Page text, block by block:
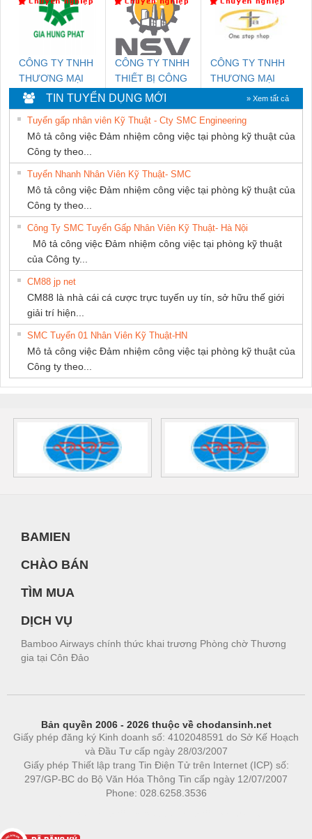
CÔNG TY TNHH
THƯƠNG MẠI
DỊCH VỤ KỸ
THUẬT ĐIỆN CƠ
GIA HƯNG PHÁT
CÔNG TY TNHH
THIẾT BỊ CÔNG
NGHIỆP NIHON
SETSUBI VIỆT
NAM
CÔNG TY TNHH
THƯƠNG MẠI
THIÊN ÂN VIỆT
NAM
TIN TUYỂN DỤNG MỚI » Xem tất cả
Tuyển gấp nhân viên Kỹ Thuật - Cty SMC Engineering
Mô tả công việc Đảm nhiệm công việc tại phòng kỹ thuật của
Công ty theo...
Tuyển Nhanh Nhân Viên Kỹ Thuật- SMC
Mô tả công việc Đảm nhiệm công việc tại phòng kỹ thuật của
Công ty theo...
Công Ty SMC Tuyển Gấp Nhân Viên Kỹ Thuật- Hà Nội
Mô tả công việc Đảm nhiệm công việc tại phòng kỹ thuật
của Công ty...
CM88 jp net
CM88 là nhà cái cá cược trực tuyến uy tín, sở hữu thế giới
giải trí hiện...
SMC Tuyển 01 Nhân Viên Kỹ Thuật-HN
Mô tả công việc Đảm nhiệm công việc tại phòng kỹ thuật của
Công ty theo...
BAMIEN
CHÀO BÁN
TÌM MUA
DỊCH VỤ
Bamboo Airways chính thức khai trương Phòng chờ Thương
gia tại Côn Đảo
Bản quyền 2006 - 2026 thuộc về chodansinh.net
Giấy phép đăng ký Kinh doanh số: 4102048591 do Sở Kế Hoạch
và Đầu Tư cấp ngày 28/03/2007
Giấy phép Thiết lập trang Tin Điện Tử trên Internet (ICP) số:
297/GP-BC do Bộ Văn Hóa Thông Tin cấp ngày 12/07/2007
Phone: 028.6258.3536